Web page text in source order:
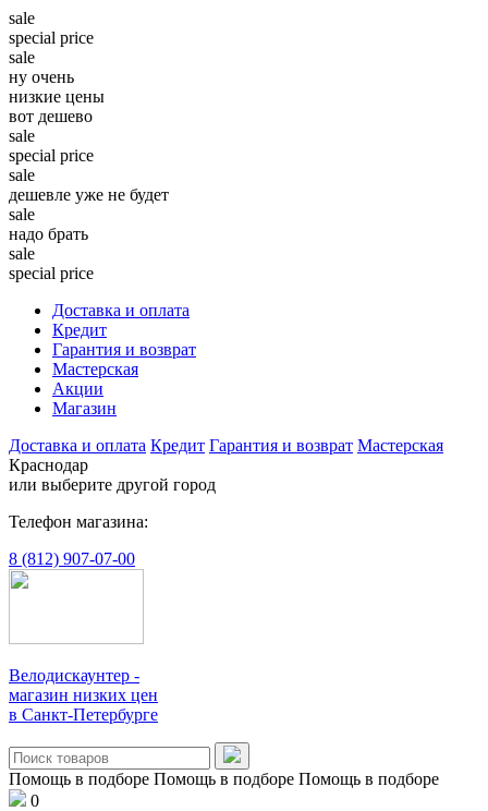
sale
special price
sale
ну очень
низкие цены
вот дешево
sale
special price
sale
дешевле уже не будет
sale
надо брать
sale
special price
Доставка и оплата
Кредит
Гарантия и возврат
Мастерская
Акции
Магазин
Доставка и оплата Кредит Гарантия и возврат Мастерская
Краснодар
или выберите другой город
Телефон магазина:
8 (812) 907-07-00
Велодискаунтер -
магазин низких цен
в Санкт-Петербурге
Помощь в подборе Помощь в подборе Помощь в подборе
0